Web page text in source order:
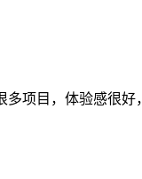
项目，体验感很好